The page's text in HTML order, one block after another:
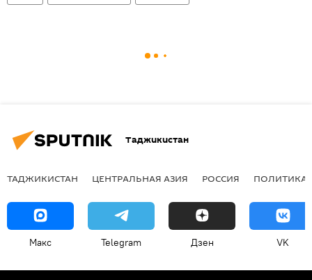
Таджикистан
ТАДЖИКИСТАН ЦЕНТРАЛЬНАЯ АЗИЯ РОССИЯ ПОЛИТИКА
Макс Telegram Дзен VK